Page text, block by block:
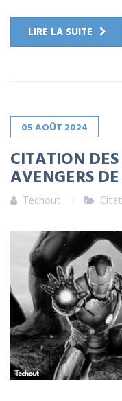
LIRE LA SUITE
05AOÛT 2024
CITATION
AVENGERS
Techout